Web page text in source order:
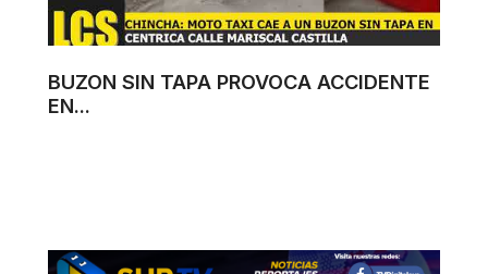
BUZON SIN TAPA PROVOCA ACCIDENTE
EN...